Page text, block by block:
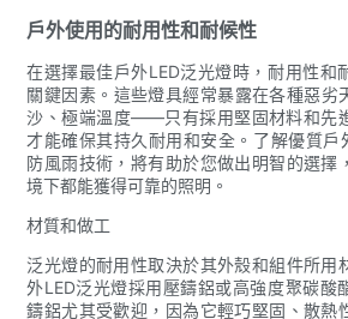
戶外使用的耐用性和耐候性
在選擇最佳戶外LED泛光燈時，耐用性和
關鍵因素。這些燈具經常暴露在各種惡
沙、極端溫度——只有採用堅固材料和先
才能確保其持久耐用和安全。了解優質戶
防風雨技術，將有助於您做出明智的選擇
境下都能獲得可靠的照明。
材質和做工
泛光燈的耐用性取決於其外殼和組件所用
外LED泛光燈採用壓鑄鋁或高強度聚碳酸
鑄鋁尤其受歡迎，因為它輕巧堅固、散熱